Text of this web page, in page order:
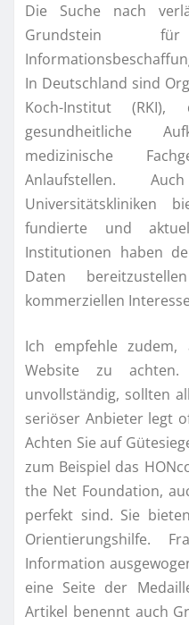
Die Suche nach
Grundstein
In Deutschland sind
Koch-Institut
gesundheitliche
medizinische
Anlaufstellen.
Universitätskliniken
fundierte und
Institutionen haben
Daten
kommerziellen
Ich empfehle
Website zu
unvollständig, sollten
seriöser Anbieter legt
Achten Sie auf
zum Beispiel das
the Net Foundation,
perfekt sind. Sie
Orientierungshilfe.
Information
eine Seite der
Artikel benennt auch